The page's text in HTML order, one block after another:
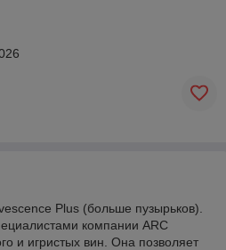
Plus (больше пузырьков).
компании ARC
и игристых вин. Она позволяет